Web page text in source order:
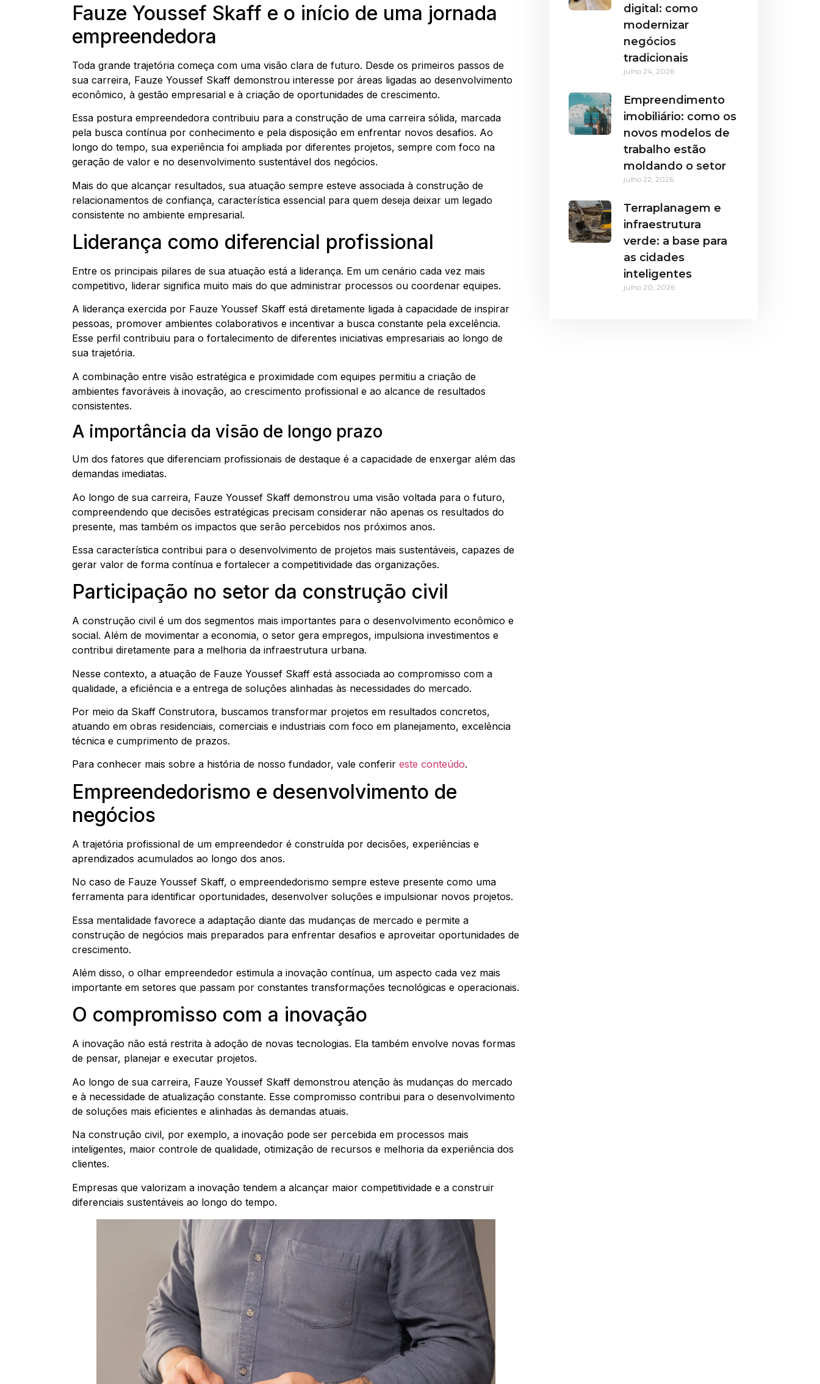
Fauze Youssef Skaff e o início de uma jornada
empreendedora
Toda grande trajetória começa com uma visão clara de futuro. Desde os primeiros passos de
sua carreira, Fauze Youssef Skaff demonstrou interesse por áreas ligadas ao desenvolvimento
econômico, à gestão empresarial e à criação de oportunidades de crescimento.
Essa postura empreendedora contribuiu para a construção de uma carreira sólida, marcada
pela busca contínua por conhecimento e pela disposição em enfrentar novos desafios. Ao
longo do tempo, sua experiência foi ampliada por diferentes projetos, sempre com foco na
geração de valor e no desenvolvimento sustentável dos negócios.
Mais do que alcançar resultados, sua atuação sempre esteve associada à construção de
relacionamentos de confiança, característica essencial para quem deseja deixar um legado
consistente no ambiente empresarial.
Liderança como diferencial profissional
Entre os principais pilares de sua atuação está a liderança. Em um cenário cada vez mais
competitivo, liderar significa muito mais do que administrar processos ou coordenar equipes.
A liderança exercida por Fauze Youssef Skaff está diretamente ligada à capacidade de inspirar
pessoas, promover ambientes colaborativos e incentivar a busca constante pela excelência.
Esse perfil contribuiu para o fortalecimento de diferentes iniciativas empresariais ao longo de
sua trajetória.
A combinação entre visão estratégica e proximidade com equipes permitiu a criação de
ambientes favoráveis à inovação, ao crescimento profissional e ao alcance de resultados
consistentes.
A importância da visão de longo prazo
Um dos fatores que diferenciam profissionais de destaque é a capacidade de enxergar além das
demandas imediatas.
Ao longo de sua carreira, Fauze Youssef Skaff demonstrou uma visão voltada para o futuro,
compreendendo que decisões estratégicas precisam considerar não apenas os resultados do
presente, mas também os impactos que serão percebidos nos próximos anos.
Essa característica contribui para o desenvolvimento de projetos mais sustentáveis, capazes de
gerar valor de forma contínua e fortalecer a competitividade das organizações.
Participação no setor da construção civil
A construção civil é um dos segmentos mais importantes para o desenvolvimento econômico e
social. Além de movimentar a economia, o setor gera empregos, impulsiona investimentos e
contribui diretamente para a melhoria da infraestrutura urbana.
Nesse contexto, a atuação de Fauze Youssef Skaff está associada ao compromisso com a
qualidade, a eficiência e a entrega de soluções alinhadas às necessidades do mercado.
Por meio da Skaff Construtora, buscamos transformar projetos em resultados concretos,
atuando em obras residenciais, comerciais e industriais com foco em planejamento, excelência
técnica e cumprimento de prazos.
Para conhecer mais sobre a história de nosso fundador, vale conferir este conteúdo.
Empreendedorismo e desenvolvimento de
negócios
A trajetória profissional de um empreendedor é construída por decisões, experiências e
aprendizados acumulados ao longo dos anos.
No caso de Fauze Youssef Skaff, o empreendedorismo sempre esteve presente como uma
ferramenta para identificar oportunidades, desenvolver soluções e impulsionar novos projetos.
Essa mentalidade favorece a adaptação diante das mudanças de mercado e permite a
construção de negócios mais preparados para enfrentar desafios e aproveitar oportunidades de
crescimento.
Além disso, o olhar empreendedor estimula a inovação contínua, um aspecto cada vez mais
importante em setores que passam por constantes transformações tecnológicas e operacionais.
O compromisso com a inovação
A inovação não está restrita à adoção de novas tecnologias. Ela também envolve novas formas
de pensar, planejar e executar projetos.
Ao longo de sua carreira, Fauze Youssef Skaff demonstrou atenção às mudanças do mercado
e à necessidade de atualização constante. Esse compromisso contribui para o desenvolvimento
de soluções mais eficientes e alinhadas às demandas atuais.
Na construção civil, por exemplo, a inovação pode ser percebida em processos mais
inteligentes, maior controle de qualidade, otimização de recursos e melhoria da experiência dos
clientes.
Empresas que valorizam a inovação tendem a alcançar maior competitividade e a construir
diferenciais sustentáveis ao longo do tempo.
digital: como
modernizar
negócios
tradicionais
julho 24, 2026
Empreendimento
imobiliário: como os
novos modelos de
trabalho estão
moldando o setor
julho 22, 2026
Terraplanagem e
infraestrutura
verde: a base para
as cidades
inteligentes
julho 20, 2026